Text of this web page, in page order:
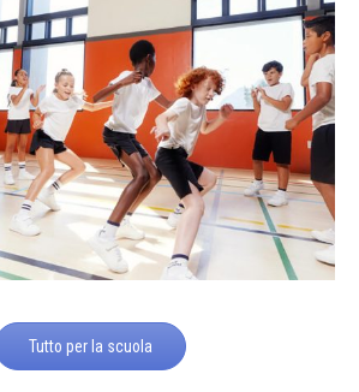
Tutto per la scuola